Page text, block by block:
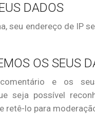
DADOS
seu endereço de IP
OS SEUS
e os
seja possível
retê-lo para